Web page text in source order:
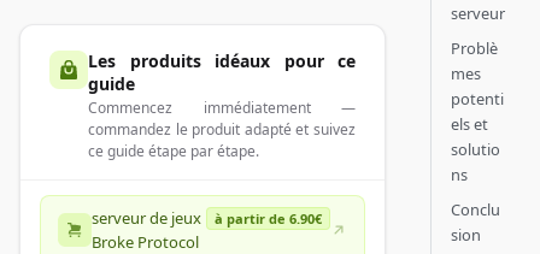
Les produits idéaux pour ce
guide
Commencez immédiatement —
commandez le produit adapté et suivez
ce guide étape par étape.
serveur de jeux
Broke Protocol
à partir de 6.90€
serveur
Problè
mes
potenti
els et
solutio
ns
Conclu
sion